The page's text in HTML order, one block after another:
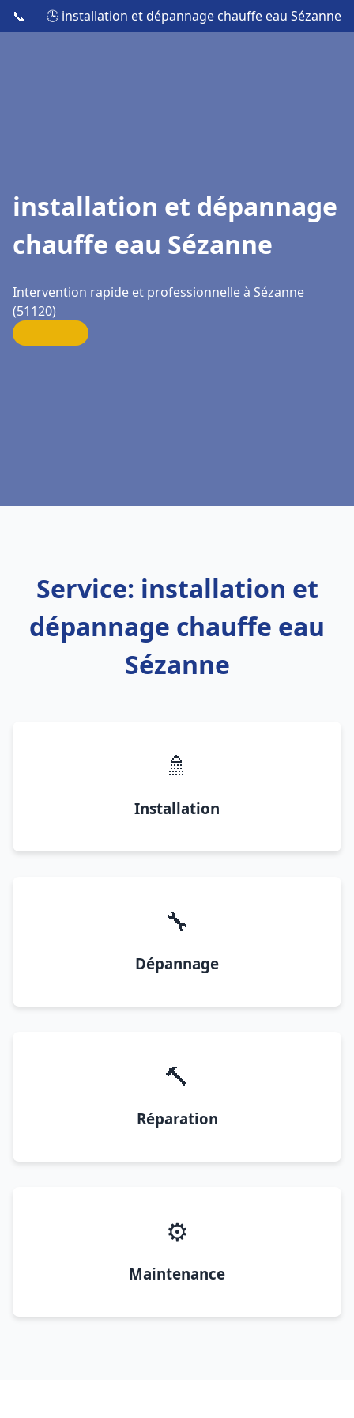
📞 🕒 installation et dépannage chauffe eau Sézanne
installation et dépannage
chauffe eau Sézanne
Intervention rapide et professionnelle à Sézanne
(51120)
Service: installation et
dépannage chauffe eau
Sézanne
🚿
Installation
🔧
Dépannage
🔨
Réparation
⚙️
Maintenance